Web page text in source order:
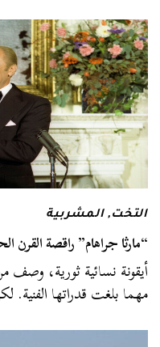
التخت,المشربية
“مارثا جراهام” راقصة القرن
أيقونة نسائية ثورية،
مهما بلغت قدراتها الفنية.